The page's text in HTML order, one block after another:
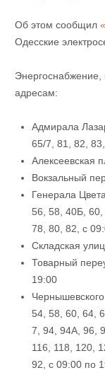
Об этом сообщил
Одесские
Энергоснабжение,
адресам:
Адмирала
65/7, 81, 82,
Алексеевская
Вокзальный
Генерала
56, 58, 40Б,
78, 80, 82, с
Складская
Товарный
19:00
54, 58, 60, 64,
7, 94, 94А, 96,
116, 118, 120,
92, с 09:00 по